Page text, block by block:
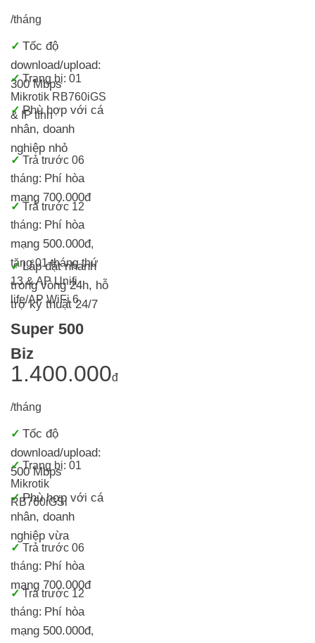
/tháng
✓ Tốc độ
download/upload:
300 Mbps
✓Trang bị: 01
Mikrotik RB760iGS
& IP tĩnh
✓Phù hợp với cá
nhân, doanh
nghiệp nhỏ
✓ Trả trước 06
tháng: Phí hòa
mạng 700.000đ
✓ Trả trước 12
tháng: Phí hòa
mạng 500.000đ,
tặng 01 tháng thứ
13 & AP Unifi
life/AP WiFi 6
✓Lắp đặt nhanh
trong vòng 24h, hỗ
trợ kỹ thuật 24/7
Super 500
Biz
1.400.000đ
/tháng
✓ Tốc độ
download/upload:
500 Mbps
✓Trang bị: 01
Mikrotik
RB760iGSi
✓Phù hợp với cá
nhân, doanh
nghiệp vừa
✓ Trả trước 06
tháng: Phí hòa
mạng 700.000đ
✓ Trả trước 12
tháng: Phí hòa
mạng 500.000đ,